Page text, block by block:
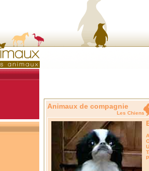
Animaux de compagnie
Les